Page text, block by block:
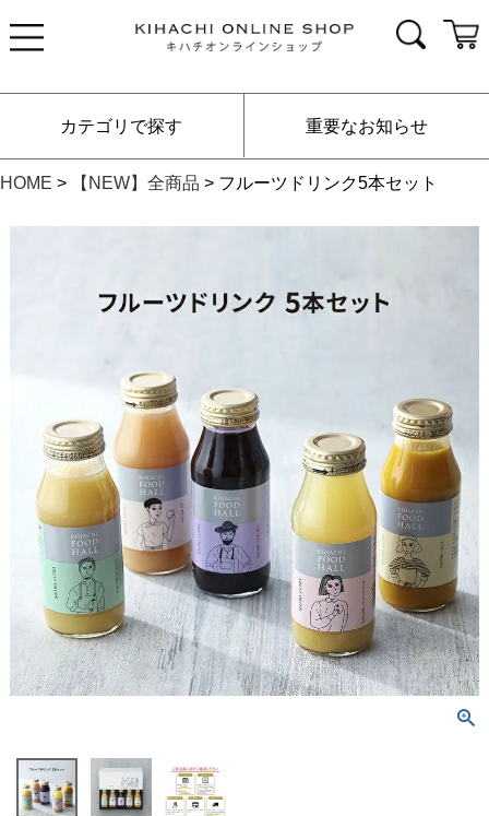
カテゴリで探す 重要なお知らせ
HOME 【NEW】全商品 フルーツドリンク5本セット